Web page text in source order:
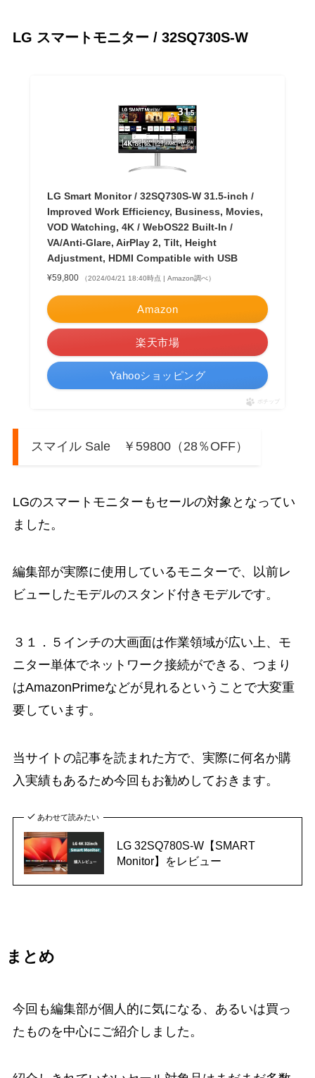
LG スマートモニター / 32SQ730S-W
LG Smart Monitor / 32SQ730S-W 31.5-inch /
Improved Work Efficiency, Business, Movies,
VOD Watching, 4K / WebOS22 Built-In /
VA/Anti-Glare, AirPlay 2, Tilt, Height
Adjustment, HDMI Compatible with USB
¥59,800 （2024/04/21 18:40時点 | Amazon調べ）
Amazon
楽天市場
Yahooショッピング
ポチップ
スマイル Sale ￥59800（28％OFF）
LGのスマートモニターもセールの対象となってい
ました。
編集部が実際に使用しているモニターで、以前レ
ビューしたモデルのスタンド付きモデルです。
３１．５インチの大画面は作業領域が広い上、モ
ニター単体でネットワーク接続ができる、つまり
はAmazonPrimeなどが見れるということで大変重
要しています。
当サイトの記事を読まれた方で、実際に何名か購
入実績もあるため今回もお勧めしておきます。
あわせて読みたい
LG 32SQ780S-W【SMART
Monitor】をレビュー
まとめ
今回も編集部が個人的に気になる、あるいは買っ
たものを中心にご紹介しました。